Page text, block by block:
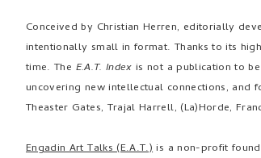
Conceived by Christian Herren, editorially
intentionally small in format. Thanks to its
time. The E.A.T. Index is not a publication to
uncovering new intellectual connections, and
Theaster Gates, Trajal Harrell, (La)Horde,
Engadin Art Talks (E.A.T.)is a non-profit